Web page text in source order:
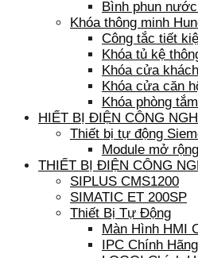
Bình phun
Khóa thông minh
Công tắc tiết
Khóa tủ kệ
Khóa cửa
Khóa cửa căn
Khóa phòng
HIẾT BỊ ĐIỆN CÔNG
Thiết bị tự động
Module mở
THIẾT BỊ ĐIỆN CÔNG
SIPLUS CMS1200
SIMATIC ET 200SP
Thiết Bị Tự Động
Màn Hình HMI
IPC Chính